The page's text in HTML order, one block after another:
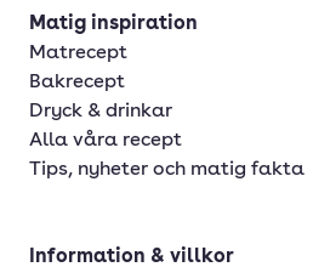
Matig inspiration
Matrecept
Bakrecept
Dryck & drinkar
Alla våra recept
Tips, nyheter och matig fakta
Information & villkor